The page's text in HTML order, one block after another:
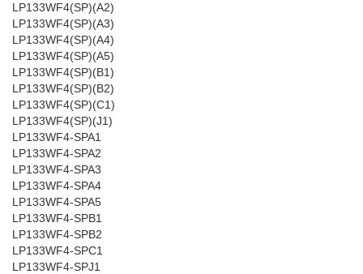
LP133WF4(SP)(A2)
LP133WF4(SP)(A3)
LP133WF4(SP)(A4)
LP133WF4(SP)(A5)
LP133WF4(SP)(B1)
LP133WF4(SP)(B2)
LP133WF4(SP)(C1)
LP133WF4(SP)(J1)
LP133WF4-SPA1
LP133WF4-SPA2
LP133WF4-SPA3
LP133WF4-SPA4
LP133WF4-SPA5
LP133WF4-SPB1
LP133WF4-SPB2
LP133WF4-SPC1
LP133WF4-SPJ1